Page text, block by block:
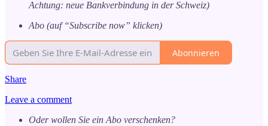
Achtung: neue Bankverbindung in der Schweiz)
Abo (auf “Subscribe now” klicken)
Abonnieren
Share
Leave a comment
Oder wollen Sie ein Abo verschenken?